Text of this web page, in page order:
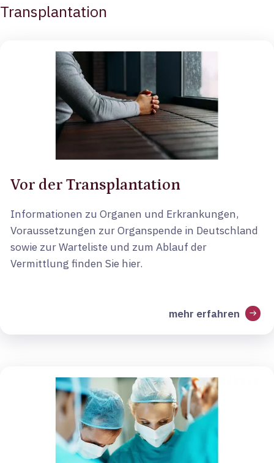
Transplantation
Vor der Transplantation
Informationen zu Organen und Erkrankungen,
Voraussetzungen zur Organspende in Deutschland
sowie zur Warteliste und zum Ablauf der
Vermittlung finden Sie hier.
mehr erfahren arrow_right_alt